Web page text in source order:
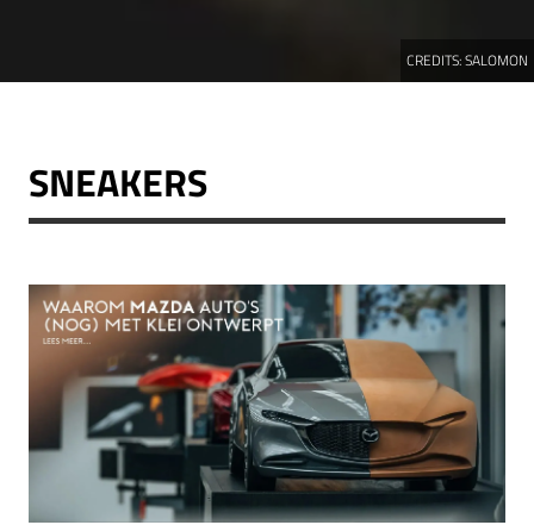
CREDITS:SALOMON
SNEAKERS